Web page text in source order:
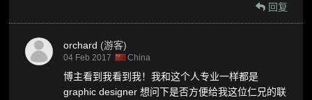
回复
orchard (游客)
04 Feb 2017 China
博主看到我看到我！我和这个人专业一样都是
graphic designer 想问下是否方便给我这位仁兄的联